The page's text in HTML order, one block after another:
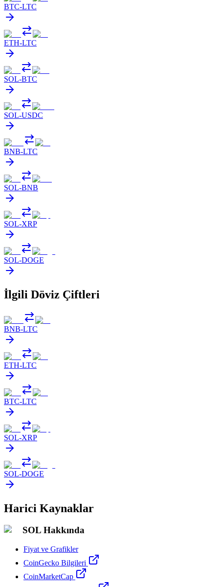
BTC-LTC
ETH-LTC
SOL-BTC
SOL-USDC
BNB-LTC
SOL-BNB
SOL-XRP
SOL-DOGE
İlgili Döviz Çiftleri
BNB-LTC
ETH-LTC
BTC-LTC
SOL-XRP
SOL-DOGE
Harici Kaynaklar
SOL Hakkında
Fiyat ve Grafikler
CoinGecko Bilgileri
CoinMarketCap